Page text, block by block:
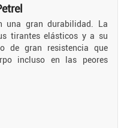
una gran durabilidad. La
tirantes elásticos y a su
de gran resistencia que
incluso en las peores